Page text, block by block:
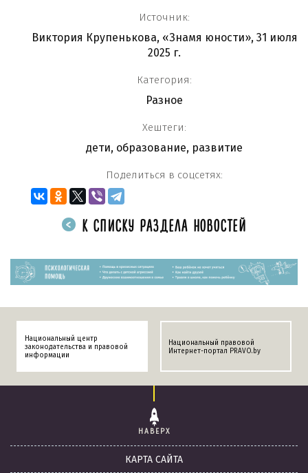
Источник:
Виктория Крупенькова, «Знамя юности», 31 июля
2025 г.
Категория:
Разное
Хештеги:
дети, образование, развитие
Поделиться в соцсетях:
К СПИСКУ РАЗДЕЛА НОВОСТЕЙ
Национальный центр
законодательства и правовой
информации
Национальный правовой
Интернет-портал PRAVO.by
НАВЕРХ
КАРТА САЙТА